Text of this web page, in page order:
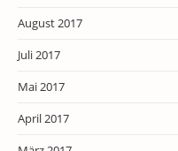
August 2017
Juli 2017
Mai 2017
April 2017